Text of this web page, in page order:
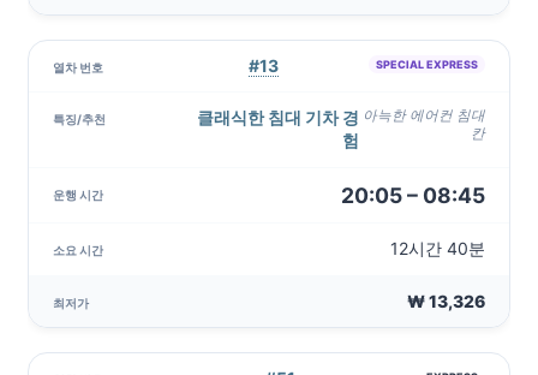
#13 SPECIAL EXPRESS
클래식한 침대 기차 경
험
아늑한 에어컨 침대
칸
20:05 – 08:45
12시간 40분
₩ 13,326